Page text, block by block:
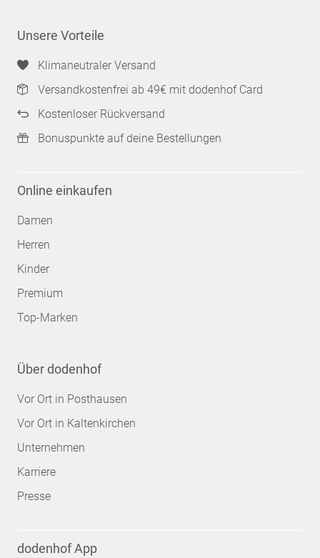
Unsere Vorteile
Klimaneutraler Versand
Versandkostenfrei ab 49€ mit dodenhof Card
Kostenloser Rückversand
Bonuspunkte auf deine Bestellungen
Online einkaufen
Damen
Herren
Kinder
Premium
Top-Marken
Über dodenhof
Vor Ort in Posthausen
Vor Ort in Kaltenkirchen
Unternehmen
Karriere
Presse
dodenhof App